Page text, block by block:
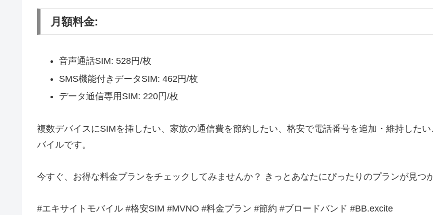
月額料金:
音声通話SIM: 528円/枚
SMS機能付きデータSIM: 462円/枚
データ通信専用SIM: 220円/枚
複数デバイスにSIMを挿したい、家族の通信費を節約したい、格安で電話番号を追加・維持した
バイルです。
今すぐ、お得な料金プランをチェックしてみませんか？ きっとあなたにぴったりのプランが見つ
#エキサイトモバイル #格安SIM #MVNO #料金プラン #節約 #ブロードバンド #BB.excite